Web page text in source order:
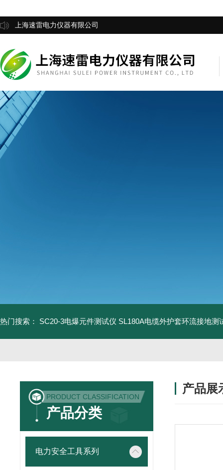
上海速雷电力仪器有限公司
热门搜索： SC20-3电爆元件测试仪 SL180A电缆外护套环流接地测
PRODUCT CLASSIFICATION
产品分类
电力安全工具系列
产品展